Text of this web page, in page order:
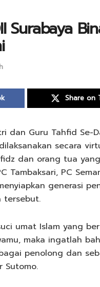
Surabaya
Share on
dan Guru Tahfid Se-
secara
dan orang tua
Tambaksari, PC
generasi
tersebut.
umat Islam yang
maka ingatlah
penolong dan
Sutomo.